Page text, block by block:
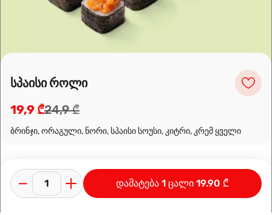
მარშრუტის დაგეგმვა
სპაისი როლი
19,9 ₾24,9 ₾
ბრინჯი, ორაგული, ნორი, სპაისი სოუსი, კიტრი, კრემ ყველი
დამატება 1 ცალი 19.90 ₾